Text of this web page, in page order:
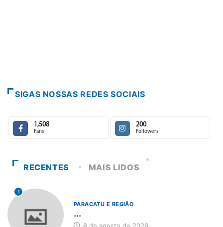
SIGAS NOSSAS REDES SOCIAIS
1,508
Fans
200
Followers
RECENTES MAIS LIDOS
1
PARACATU E REGIÃO
...
8 de agosto de 2026